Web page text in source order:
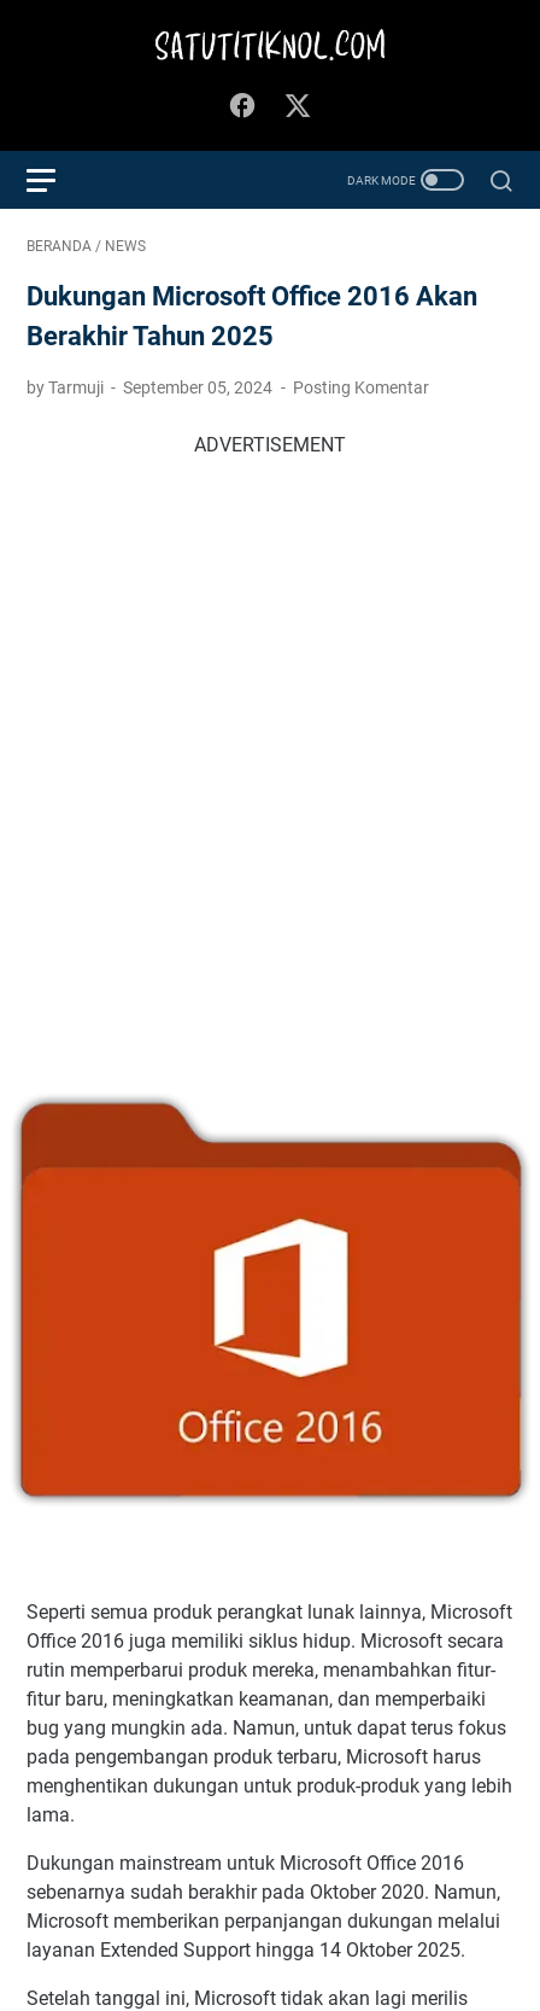
BERANDA / NEWS
Dukungan Microsoft Office 2016 Akan
Berakhir Tahun 2025
by Tarmuji September 05, 2024 Posting Komentar
ADVERTISEMENT
Seperti semua produk perangkat lunak lainnya, Microsoft
Office 2016 juga memiliki siklus hidup. Microsoft secara
rutin memperbarui produk mereka, menambahkan fitur-
fitur baru, meningkatkan keamanan, dan memperbaiki
bug yang mungkin ada. Namun, untuk dapat terus fokus
pada pengembangan produk terbaru, Microsoft harus
menghentikan dukungan untuk produk-produk yang lebih
lama.
Dukungan mainstream untuk Microsoft Office 2016
sebenarnya sudah berakhir pada Oktober 2020. Namun,
Microsoft memberikan perpanjangan dukungan melalui
layanan Extended Support hingga 14 Oktober 2025.
Setelah tanggal ini, Microsoft tidak akan lagi merilis